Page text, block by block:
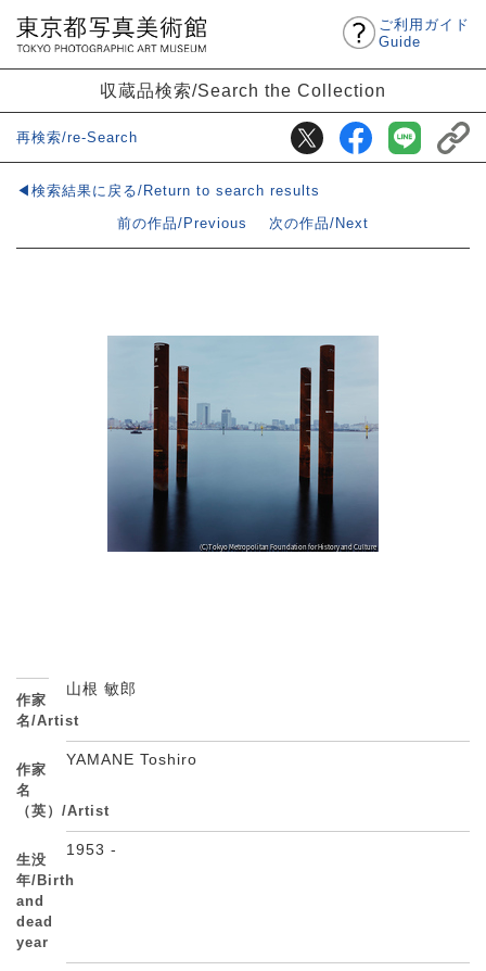
ご利用ガイド
Guide
収蔵品検索/Search the Collection
再検索/re-Search
◀検索結果に戻る/Return to search results
前の作品/Previous
次の作品/Next
作家
名/Artist
山根 敏郎
作家
名
（英）/Artist
YAMANE Toshiro
生没
年/Birth
and
dead
year
1953 -